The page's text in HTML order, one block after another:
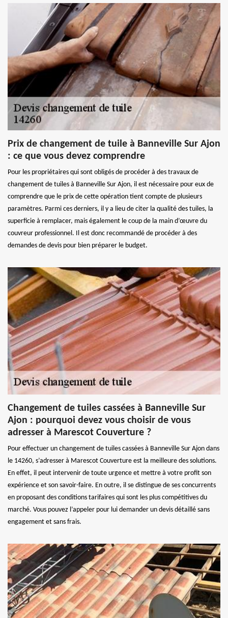
Prix de changement de tuile à Banneville Sur Ajon
: ce que vous devez comprendre
Pour les propriétaires qui sont obligés de procéder à des travaux de
changement de tuiles à Banneville Sur Ajon, il est nécessaire pour eux de
comprendre que le prix de cette opération tient compte de plusieurs
paramètres. Parmi ces derniers, il y a lieu de citer la qualité des tuiles, la
superficie à remplacer, mais également le coup de la main d’œuvre du
couvreur professionnel. Il est donc recommandé de procéder à des
demandes de devis pour bien préparer le budget.
Changement de tuiles cassées à Banneville Sur
Ajon : pourquoi devez vous choisir de vous
adresser à Marescot Couverture ?
Pour effectuer un changement de tuiles cassées à Banneville Sur Ajon dans
le 14260, s’adresser à Marescot Couverture est la meilleure des solutions.
En effet, il peut intervenir de toute urgence et mettre à votre profit son
expérience et son savoir-faire. En outre, il se distingue de ses concurrents
en proposant des conditions tarifaires qui sont les plus compétitives du
marché. Vous pouvez l’appeler pour lui demander un devis détaillé sans
engagement et sans frais.